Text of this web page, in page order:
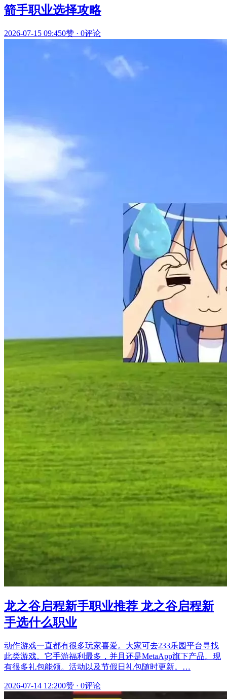
箭手职业选择攻略
2026-07-15 09:450赞 · 0评论
龙之谷启程新手职业推荐 龙之谷启程新
手选什么职业
动作游戏一直都有很多玩家喜爱。大家可去233乐园平台寻找
此类游戏。它手游福利最多，并且还是MetaApp旗下产品。现
有很多礼包能领。活动以及节假日礼包随时更新。…
2026-07-14 12:200赞 · 0评论